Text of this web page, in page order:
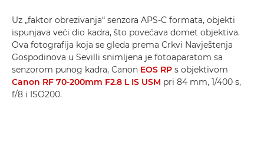
Uz „faktor obrezivanja“ senzora APS-C formata, objekti
ispunjava veći dio kadra, što povećava domet objektiva.
Ova fotografija koja se gleda prema Crkvi Navještenja
Gospodinova u Sevilli snimljena je fotoaparatom sa
senzorom punog kadra, Canon EOS RP s objektivom
Canon RF 70-200mm F2.8 L IS USM pri 84 mm, 1/400 s,
f/8 i ISO200.